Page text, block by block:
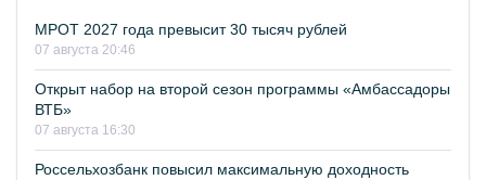
МРОТ 2027 года превысит 30 тысяч рублей
07 августа 20:46
Открыт набор на второй сезон программы «Амбассадоры
ВТБ»
07 августа 16:30
Россельхозбанк повысил максимальную доходность